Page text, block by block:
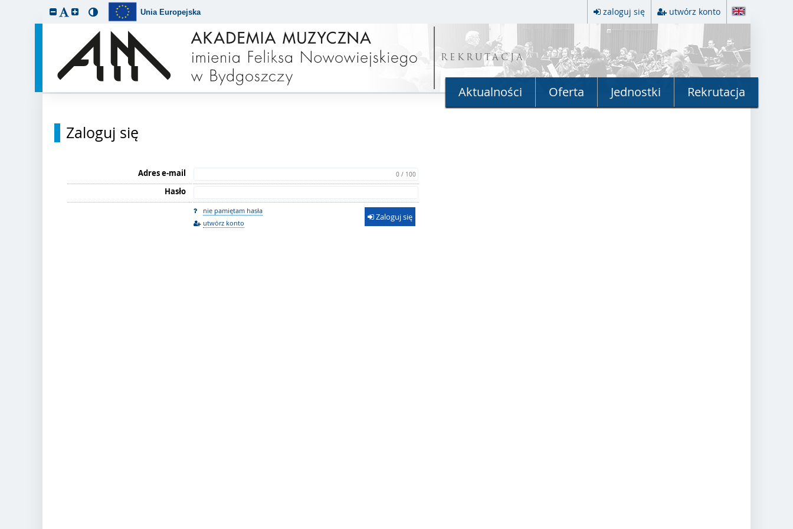
Unia Europejska zaloguj się utwórz konto
REKRUTACJA
Aktualności Oferta Jednostki Rekrutacja
Zaloguj się
Adres e-mail 0 / 100
Hasło
nie pamiętam hasła
utwórz konto
Zaloguj się